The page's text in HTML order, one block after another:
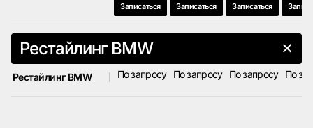
Записаться Записаться Записаться
Рестайлинг BMW
Рестайлинг BMW По запросу По запросу По запросу По